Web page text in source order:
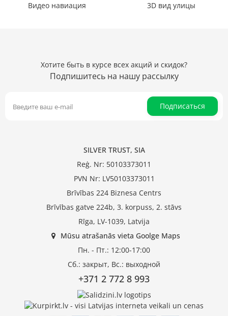
Видео навиация 3D вид улицы
Хотите быть в курсе всех акций и скидок?
Подпишитесь на нашу рассылку
Подписаться
SILVER TRUST, SIA
Reģ. Nr: 50103373011
PVN Nr: LV50103373011
Brīvības 224 Biznesa Centrs
Brīvības gatve 224b, 3. korpuss, 2. stāvs
Rīga, LV-1039, Latvija
Mūsu atrašanās vieta Goolge Maps
Пн. - Пт.: 12:00-17:00
Сб.: закрыт, Вс.: выходной
+371 2 772 8 993